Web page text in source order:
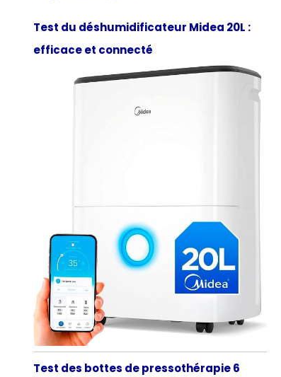
Test du déshumidificateur Midea 20L :
efficace et connecté
Test des bottes de pressothérapie 6